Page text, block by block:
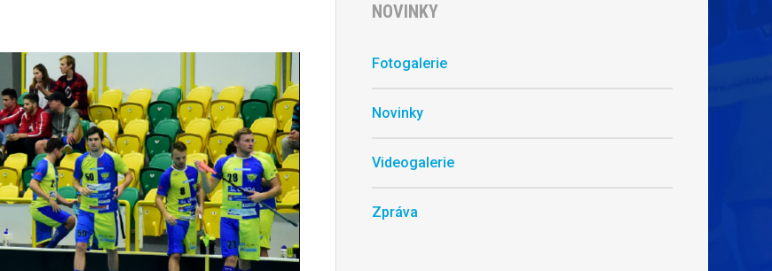
NOVINKY
Fotogalerie
Novinky
Videogalerie
Zpráva